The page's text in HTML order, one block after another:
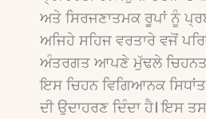
ਅਤੇ ਸਿਰਜਣਾਤਮਕ ਰੂਪਾਂ ਨੂੰ
ਅਜਿਹੇ ਸਹਿਜ ਵਰਤਾਰੇ ਵਜੋਂ
ਅੰਤਰਗਤ ਆਪਣੇ ਮੁੱਢਲੇ ਚਿਹਨਤ
ਇਸ ਚਿਹਨ ਵਿਗਿਆਨਕ
ਦੀ ਉਦਾਹਰਣ ਦਿੰਦਾ ਹੈ। ਇਸ